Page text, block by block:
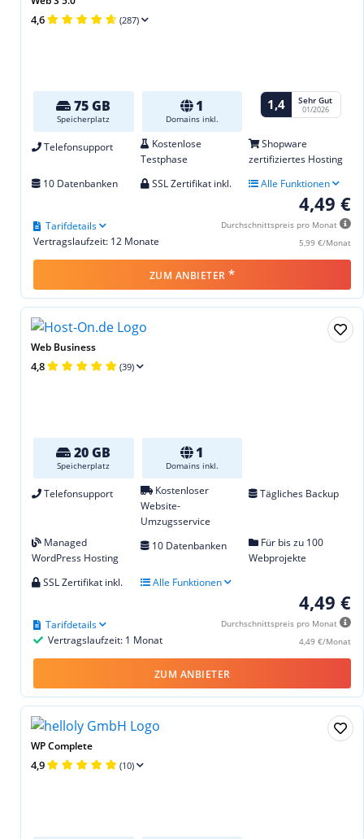
4,6 (287)
75 GB
Speicherplatz
1
Domains inkl.
1,4 Sehr Gut
01/2026
Telefonsupport
Kostenlose
Testphase
Shopware
zertifiziertes Hosting
10 Datenbanken
SSL Zertifikat inkl. Alle Funktionen
4,49 €
Durchschnittspreis pro Monat
5,99 €/Monat
Vertragslaufzeit: 12 Monate
Tarifdetails
ZUM ANBIETER *
Web Business
4,8 (39)
20 GB
Speicherplatz
1
Domains inkl.
Telefonsupport
Kostenloser
Website-
Umzugsservice
Tägliches Backup
Managed
WordPress Hosting
10 Datenbanken
Für bis zu 100
Webprojekte
SSL Zertifikat inkl.
Alle Funktionen
4,49 €
Durchschnittspreis pro Monat
4,49 €/Monat
Vertragslaufzeit: 1 Monat
Tarifdetails
ZUM ANBIETER
WP Complete
4,9 (10)